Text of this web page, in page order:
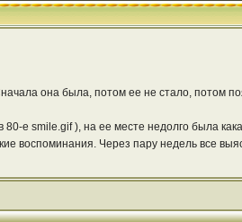
она была, потом ее не стало, потом
е smile.gif ), на ее месте недолго была
воспоминания. Через пару недель все